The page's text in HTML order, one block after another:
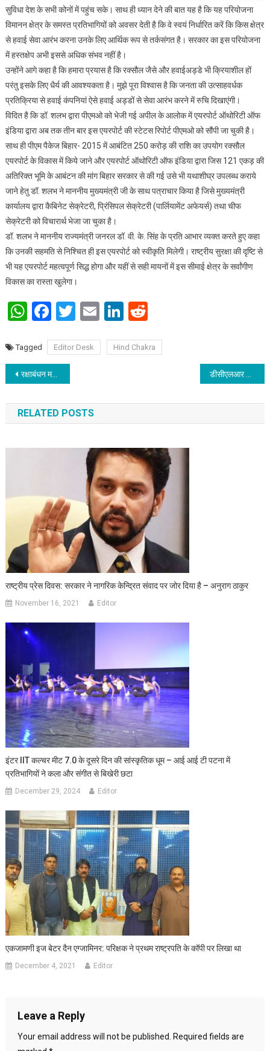
सुविधा देश के सभी कोनों में पहुंच सके। साथ ही ध्यान देने की बात यह है कि यह परियोजना
विमानन क्षेत्र के समस्त प्रतिभागियों को अवसर देती है कि वे स्वयं निर्धारित करें कि किस क्षेत्र
से हवाई सेवा आरंभ करना उनके लिए आर्थिक रूप से तर्कसंगत है। सरकार का इस परियोजना
में हस्तक्षेप अभी इससे अधिक संभव नहीं है।
उन्होंने आगे कहा है कि हमारा प्रयास है कि रक्सौल जैसे और हवाईअड्डे भी क्रियाशील हों
परंतु इसके लिए धैर्य की आवश्यकता है। मुझे पूरा विश्वास है कि जनता की उत्साहवर्धक
प्रतिक्रिया से हवाई कंपनियां ऐसे हवाई अड्डों से सेवा आरंभ करने में रुचि दिखाएंगी।
विदित है कि डॉ. शलभ द्वारा पीएमओ को भेजी गई अपील के आलोक में एयरपोर्ट ऑथोरिटी ऑफ
इंडिया द्वारा अब तक तीन बार इस एयरपोर्ट की स्टेटस रिपोर्ट पीएमओ को सौंपी जा चुकी है।
साथ ही पीएम पैकेज बिहार- 2015 में आबंटित 250 करोड़ की राशि का उपयोग रक्सौल
एयरपोर्ट के विकास में किये जाने और एयरपोर्ट ऑथोरिटी ऑफ इंडिया द्वारा जिस 121 एकड़ की
अतिरिक्त भूमि के आबंटन की मांग बिहार सरकार से की गई उसे भी यथाशीघ्र उपलब्ध कराये
जाने हेतु डॉ. शलभ ने माननीय मुख्यमंत्री जी के साथ पत्राचार किया है जिसे मुख्यमंत्री
कार्यालय द्वारा कैबिनेट सेक्रेटरी, प्रिंसिपल सेक्रेटरी (पार्लियामेंट अफेयर्स) तथा चीफ
सेक्रेटरी को विचारार्थ भेजा जा चुका है।
डॉ. शलभ ने माननीय राज्यमंत्री जनरल डॉ. वी. के. सिंह के प्रति आभार व्यक्त करते हुए कहा
कि उनकी सहमति से निश्चित ही इस एयरपोर्ट को स्वीकृति मिलेगी। राष्ट्रीय सुरक्षा की दृष्टि से
भी यह एयरपोर्ट महत्वपूर्ण सिद्ध होगा और यहीं से सही मायनों में इस सीमाई क्षेत्र के सर्वांगीण
विकास का रास्ता खुलेगा।
WhatsApp
Facebook
Twitter
EmailLinkedIn
Reddit
Tagged Editor Desk Hind Chakra
Post navigation
रक्षाबंधन महापर्व: सूचना एवं जनसंपर्क निदेशक ने महादलितों के बीच किया अंगवस्त्रादि का वितरण
RELATED POSTS
राष्ट्रीय प्रेस दिवस: सरकार ने नागरिक केन्द्रित संवाद पर जोर दिया है – अनुराग ठाकुर
November 16, 2021 Editor
इंटर IIT कल्चर मीट 7.0 के दूसरे दिन की सांस्कृतिक धूम – आई आई टी पटना में
प्रतिभागियों ने कला और संगीत से बिखेरी छटा
December 29, 2024 Editor
एकजामणी इज बेटर दैन एग्जामिनर: परिक्षक ने प्रथम राष्ट्रपति के कॉपी पर लिखा था
December 4, 2021 Editor
Leave a Reply
Your email address will not be published.
Required fields are